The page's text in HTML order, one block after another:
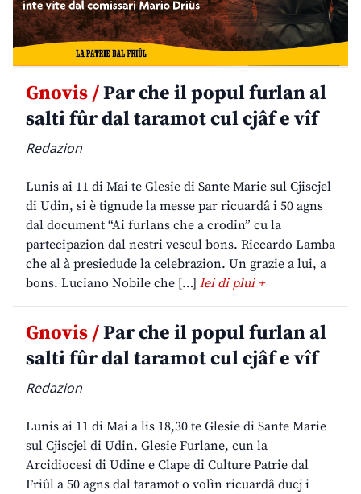
Gnovis /Par che il popul furlan al
salti fûr dal taramot cul cjâf e vîf
Redazion
Lunis ai 11 di Mai te Glesie di Sante Marie sul Cjiscjel
di Udin, si è tignude la messe par ricuardâ i 50 agns
dal document “Ai furlans che a crodin” cu la
partecipazion dal nestri vescul bons. Riccardo Lamba
che al à presiedude la celebrazion. Un grazie a lui, a
bons. Luciano Nobile che […] lei di plui +
Gnovis /Par che il popul furlan al
salti fûr dal taramot cul cjâf e vîf
Redazion
Lunis ai 11 di Mai a lis 18,30 te Glesie di Sante Marie
sul Cjiscjel di Udin. Glesie Furlane, cun la
Arcidiocesi di Udine e Clape di Culture Patrie dal
Friûl a 50 agns dal taramot o volìn ricuardâ ducj i